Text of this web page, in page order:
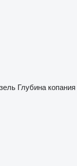
Глубина копания